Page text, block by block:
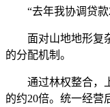
“去年我协调贷款
面对山地地形复杂
的分配机制。
通过林权整合，上
的约20倍。统一经营